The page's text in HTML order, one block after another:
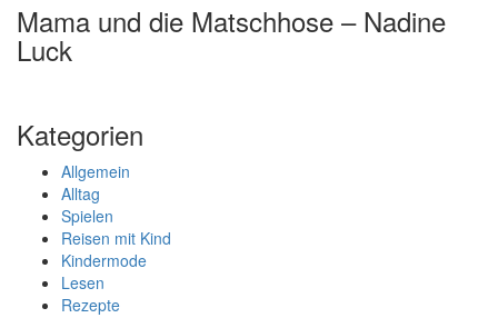
Mama und die Matschhose – Nadine
Luck
Kategorien
Allgemein
Alltag
Spielen
Reisen mit Kind
Kindermode
Lesen
Rezepte